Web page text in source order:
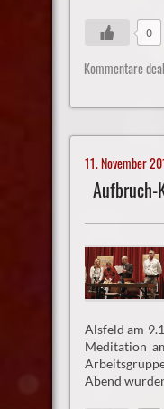
0
Kommentare
11. November
Aufbruch-
Alsfeld am
Meditation
Abend